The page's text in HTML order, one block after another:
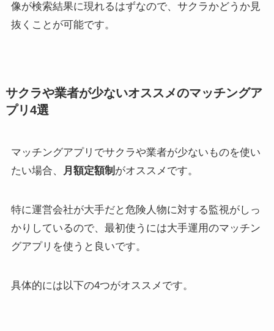
像が検索結果に現れるはずなので、サクラかどうか見
抜くことが可能です。
サクラや業者が少ないオススメのマッチングア
プリ4選
マッチングアプリでサクラや業者が少ないものを使い
たい場合、
月額定額制 がオススメです。
特に運営会社が大手だと危険人物に対する監視がしっ
かりしているので、最初使うには大手運用のマッチン
グアプリを使うと良いです。
具体的には以下の4つがオススメです。